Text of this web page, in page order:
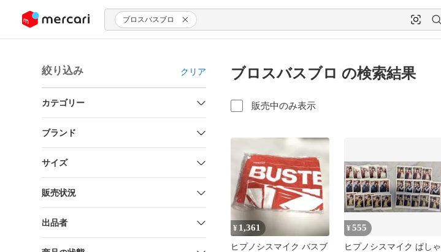
ツにスキップ ブロスバスブロ
絞り込み クリア
カテゴリー
ブランド
サイズ
販売状況
出品者
ブロスバスブロ の検索結果
販売中のみ表示
¥ 1,361
ヒプノシスマイク バスブ
¥555
ヒプノシスマイク ぱしゃ